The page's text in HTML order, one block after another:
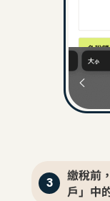
3
繳稅前
戶」中